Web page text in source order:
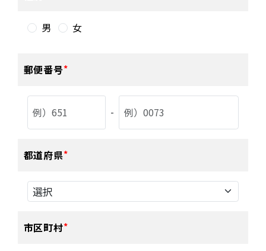
男 女
郵便番号
-
都道府県
市区町村